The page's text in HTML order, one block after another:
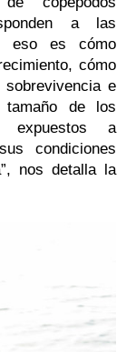
a las
eso es cómo
cómo
e
de los
expuestos a
condiciones
nos detalla la